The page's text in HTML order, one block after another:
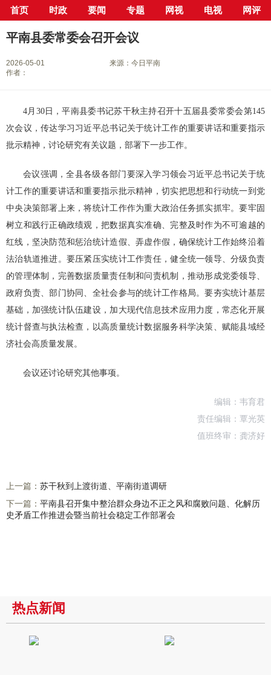
首页 时政 要闻 专题 网视 电视 网评
当前位置： 首页> 新闻中心> 县市区> 平南县> 正文
平南县委常委会召开会议
2026-05-01
来源：今日平南
作者：
4月30日，平南县委书记苏干秋主持召开十五届县委常委会第145
次会议，传达学习习近平总书记关于统计工作的重要讲话和重要指示
批示精神，讨论研究有关议题，部署下一步工作。
会议强调，全县各级各部门要深入学习领会习近平总书记关于统
计工作的重要讲话和重要指示批示精神，切实把思想和行动统一到党
中央决策部署上来，将统计工作作为重大政治任务抓实抓牢。要牢固
树立和践行正确政绩观，把数据真实准确、完整及时作为不可逾越的
红线，坚决防范和惩治统计造假、弄虚作假，确保统计工作始终沿着
法治轨道推进。要压紧压实统计工作责任，健全统一领导、分级负责
的管理体制，完善数据质量责任制和问责机制，推动形成党委领导、
政府负责、部门协同、全社会参与的统计工作格局。要夯实统计基层
基础，加强统计队伍建设，加大现代信息技术应用力度，常态化开展
统计督查与执法检查，以高质量统计数据服务科学决策、赋能县域经
济社会高质量发展。
会议还讨论研究其他事项。
编辑：韦育君
责任编辑：覃光英
值班终审：龚济好
上一篇： 苏干秋到上渡街道、平南街道调研​
下一篇： 平南县召开集中整治群众身边不正之风和腐败问题、化解历
史矛盾工作推进会暨当前社会稳定工作部署会
热点新闻